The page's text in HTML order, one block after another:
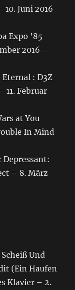
Juni 2016
Expo ’85
2016 –
: D3Z
Februar
at You
In Mind
– 8. März
Und
(Ein Haufen
Klavier – 2.